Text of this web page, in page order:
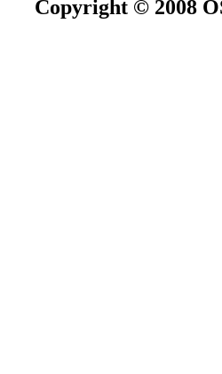
Copyright © 2008